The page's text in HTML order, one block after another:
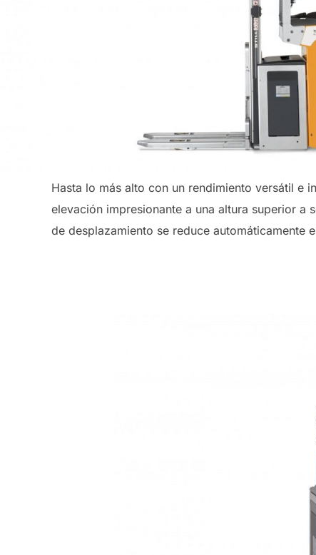
Hasta lo más alto con un rendimiento versátil e
elevación impresionante a una altura superior
de desplazamiento se reduce automáticamente